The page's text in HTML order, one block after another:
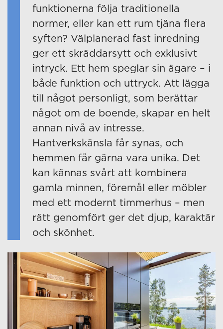
funktionerna följa traditionella
normer, eller kan ett rum tjäna flera
syften? Välplanerad fast inredning
ger ett skräddarsytt och exklusivt
intryck. Ett hem speglar sin ägare – i
både funktion och uttryck. Att lägga
till något personligt, som berättar
något om de boende, skapar en helt
annan nivå av intresse.
Hantverkskänsla får synas, och
hemmen får gärna vara unika. Det
kan kännas svårt att kombinera
gamla minnen, föremål eller möbler
med ett modernt timmerhus – men
rätt genomfört ger det djup, karaktär
och skönhet.